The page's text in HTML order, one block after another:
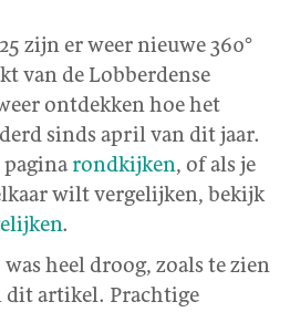
zijn er weer nieuwe 360°
van de Lobberdense
ontdekken hoe het
sinds april van dit jaar.
rondkijken, of als je
wilt vergelijken, bekijk
.
heel droog, zoals te zien
dit artikel. Prachtige